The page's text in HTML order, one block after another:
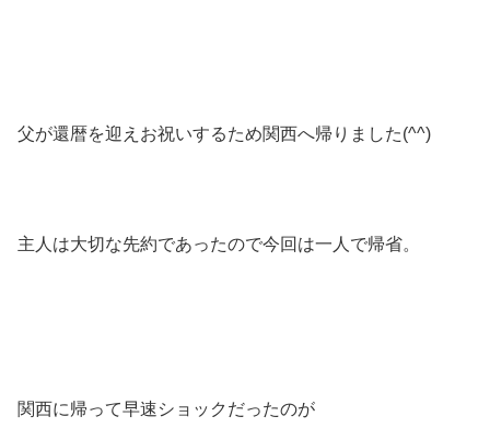
父が還暦を迎えお祝いするため関西へ帰りました(^^)
主人は大切な先約であったので今回は一人で帰省。
関西に帰って早速ショックだったのが